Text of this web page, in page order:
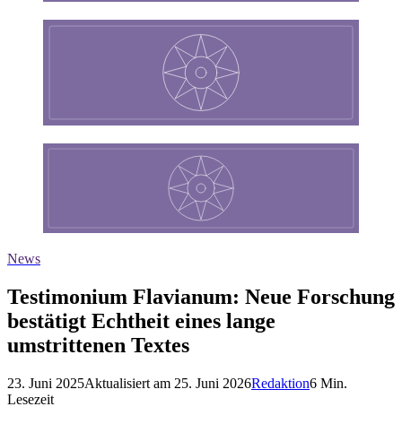
News
Testimonium Flavianum: Neue Forschung
bestätigt Echtheit eines lange
umstrittenen Textes
23. Juni 2025Aktualisiert am 25. Juni 2026Redaktion6 Min.
Lesezeit